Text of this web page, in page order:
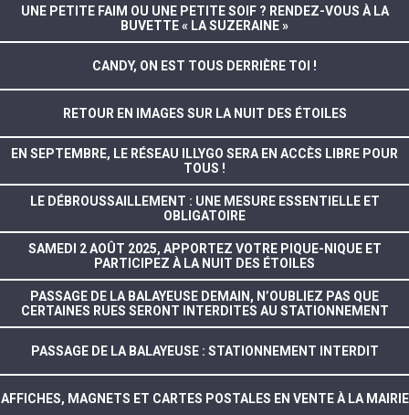
UNE PETITE FAIM OU UNE PETITE SOIF ? RENDEZ-VOUS À LA
BUVETTE « LA SUZERAINE »
CANDY, ON EST TOUS DERRIÈRE TOI !
RETOUR EN IMAGES SUR LA NUIT DES ÉTOILES
EN SEPTEMBRE, LE RÉSEAU ILLYGO SERA EN ACCÈS LIBRE POUR
TOUS !
LE DÉBROUSSAILLEMENT : UNE MESURE ESSENTIELLE ET
OBLIGATOIRE
SAMEDI 2 AOÛT 2025, APPORTEZ VOTRE PIQUE-NIQUE ET
PARTICIPEZ À LA NUIT DES ÉTOILES
PASSAGE DE LA BALAYEUSE DEMAIN, N’OUBLIEZ PAS QUE
CERTAINES RUES SERONT INTERDITES AU STATIONNEMENT
PASSAGE DE LA BALAYEUSE : STATIONNEMENT INTERDIT
AFFICHES, MAGNETS ET CARTES POSTALES EN VENTE À LA MAIRIE